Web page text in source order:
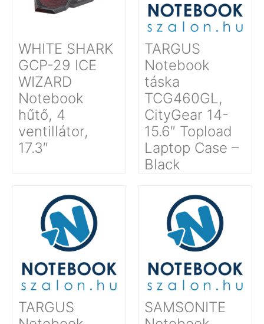
WHITE SHARK
GCP-29 ICE
WIZARD
Notebook
hűtő, 4
ventillátor,
17.3″
TARGUS
Notebook
táska
TCG460GL,
CityGear 14-
15.6″ Topload
Laptop Case –
Black
TARGUS
SAMSONITE